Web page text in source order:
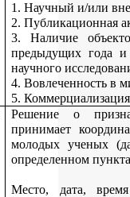
1. Научный и/или
2. Публикационная
3. Наличие
предыдущих года
научного
4. Вовлеченность в
5.
Решение о
принимает
молодых ученых
определенном
Место, дата, время